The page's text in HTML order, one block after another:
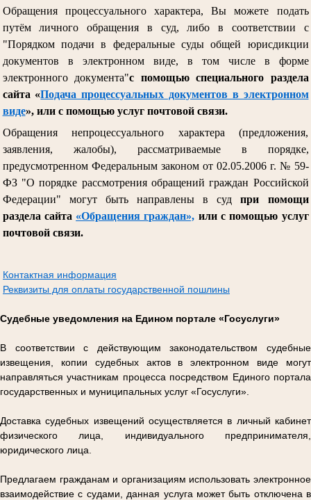
Обращения процессуального характера, Вы можете подать
путём личного обращения в суд, либо в соответствии с
"Порядком подачи в федеральные суды общей юрисдикции
документов в электронном виде, в том числе в форме
электронного документа"с помощью специального раздела
сайта «Подача процессуальных документов в электронном
виде», или с помощью услуг почтовой связи.
Обращения непроцессуального характера (предложения,
заявления, жалобы), рассматриваемые в порядке,
предусмотренном Федеральным законом от 02.05.2006 г. № 59-
ФЗ "О порядке рассмотрения обращений граждан Российской
Федерации" могут быть направлены в судпри помощи
раздела сайта «Обращения граждан», или с помощью услуг
почтовой связи.
Контактная информация
Реквизиты для оплаты государственной пошлины
Судебные уведомления на Едином портале «Госуслуги»
В соответствии с действующим законодательством судебные
извещения, копии судебных актов в электронном виде могут
направляться участникам процесса посредством Единого портала
государственных и муниципальных услуг «Госуслуги».
Доставка судебных извещений осуществляется в личный кабинет
физического лица, индивидуального предпринимателя,
юридического лица.
Предлагаем гражданам и организациям использовать электронное
взаимодействие с судами, данная услуга может быть отключена в